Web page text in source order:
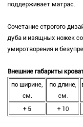
поддерживает матрас.
Сочетание строгого
дуба и изящных ножек
умиротворения и
Внешние габариты
по ширине,
см.
по длине,
см.
+ 5
+ 10